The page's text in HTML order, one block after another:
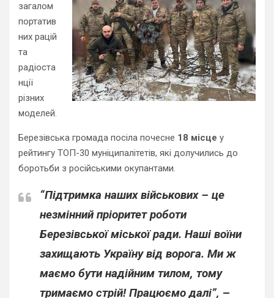
загалом
портатив
них рацій
та
радіоста
нції
різних
моделей.
Березівська громада посіла почесне 18 місце у
рейтингу ТОП-30 муніципалітетів, які долучились до
боротьби з російськими окупантами.
“Підтримка наших військових – це
незмінний пріоритет роботи
Березівської міської ради. Наші воїни
захищають Україну від ворога. Ми ж
маємо бути надійним тилом, тому
тримаємо стрій! Працюємо далі”, –